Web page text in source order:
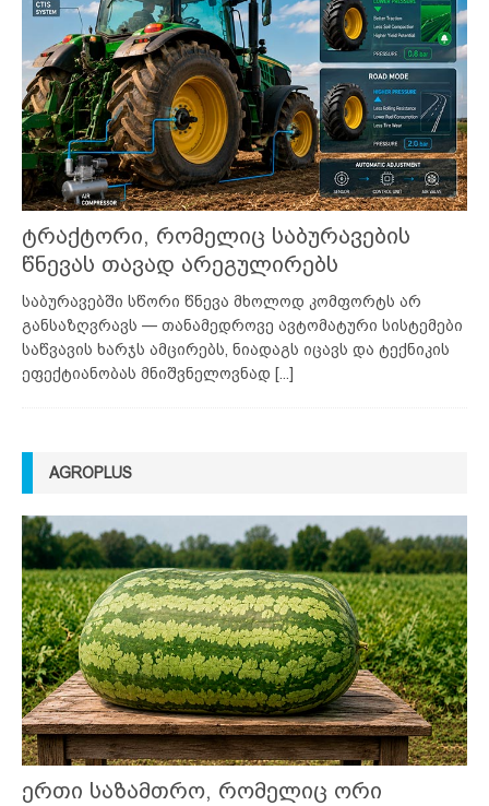
ტრაქტორი, რომელიც საბურავების
წნევას თავად არეგულირებს
საბურავებში სწორი წნევა მხოლოდ კომფორტს არ
განსაზღვრავს — თანამედროვე ავტომატური სისტემები
საწვავის ხარჯს ამცირებს, ნიადაგს იცავს და ტექნიკის
ეფექტიანობას მნიშვნელოვნად [...]
AGROPLUS
ერთი საზამთრო, რომელიც ორი